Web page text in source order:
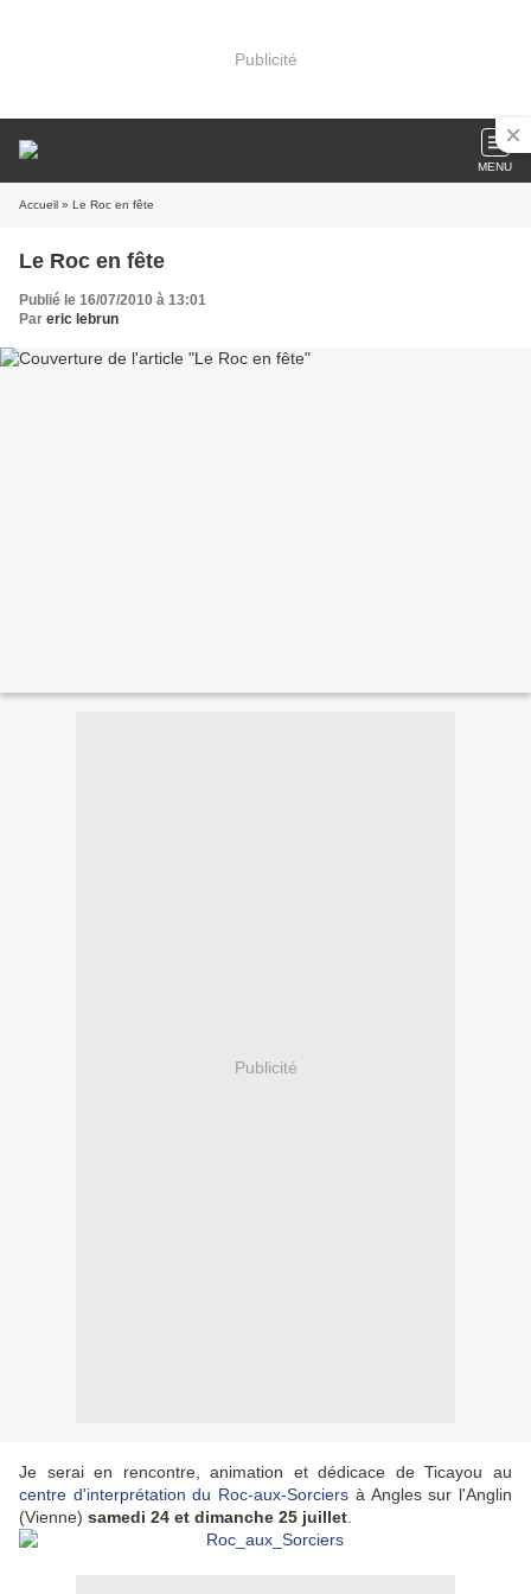
Publicité
MENU
Accueil » Le Roc en fête
Le Roc en fête
Publié le 16/07/2010 à 13:01
Par eric lebrun
Publicité
Je serai en rencontre, animation et dédicace de Ticayou au
centre d'interprétation du Roc-aux-Sorciers à Angles sur l'Anglin
(Vienne) samedi 24 et dimanche 25 juillet